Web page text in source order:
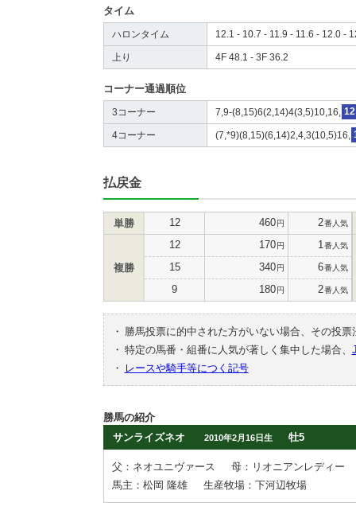
タイム
ハロンタイム 12.1 - 10.7 - 11.9 - 11.6 - 12.0 -
上り 4F 48.1 - 3F 36.2
コーナー通過順位
3コーナー 7,9-(8,15)6(2,14)4(3,5)10,16, 12
4コーナー (7,*9)(8,15)(6,14)2,4,3(10,5)16,
払戻金
単勝 12 460円 2番人気
複勝
12 170円 1 番人気
15 340円 6番人気
9 180円 2番人気
・
勝馬投票に的中された方がいない場合、その投
・ 特定の馬番・組番に人気が著しく集中した場合、
・
レースや騎手等につく記号
勝馬の紹介
サンライズネオ
2010年2月16日生 牡5
父：ネオユニヴァース
母：リオニアンレディー
馬主：松岡 隆雄
生産牧場：下河辺牧場